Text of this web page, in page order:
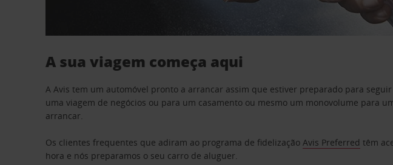
A sua viagem começa aqui
A Avis tem um automóvel pronto a arrancar assim que estiver preparado para
uma viagem de negócios ou para um casamento ou mesmo um monovolume para
arrancar.
Os clientes frequentes que adiram ao programa de fidelizaçãoAvis Preferred têm
hora e nós preparamos o seu carro de aluguer.